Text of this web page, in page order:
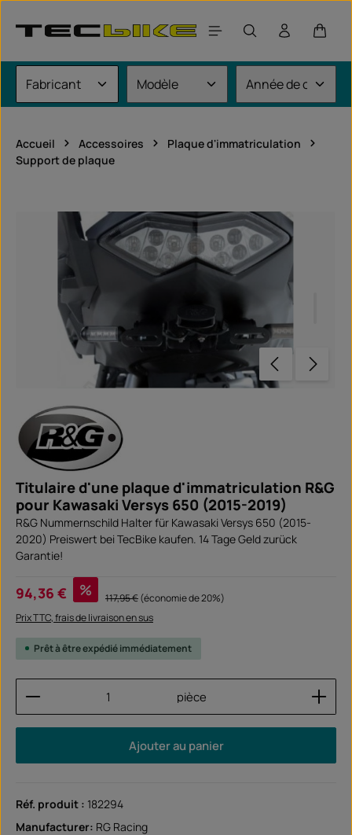
Le
Accueil Accessoires
Plaque d'immatriculation
Support de plaque
Ignorer la galerie d'images
Titulaire d'une plaque d'immatriculation R&G
pour Kawasaki Versys 650 (2015-2019)
R&G Nummernschild Halter für Kawasaki Versys 650 (2015-
2020) Preiswert bei TecBike kaufen. 14 Tage Geld zurück
Garantie!
Prix de vente :
94,36 € % Prix régulier :
117,95 €(économie de 20%)
Prix TTC, frais de livraison en sus
Prêt à être expédié immédiatement
Quantité de produit : Entrez la quantité
pièce
Ajouter au panier
Réf. produit : 182294
Manufacturer: RG Racing